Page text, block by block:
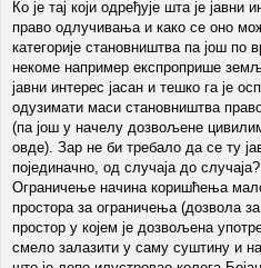
Ко је тај који одређује шта је
право одлучивања и како се оно
категорије становништва па још по
некоме например експроприше
јавни интерес јасан и тешко га је
одузимати маси становништва
(па још у начелу дозвољене
овде). Зар не би требало да се ту
појединачно, од случаја до случаја?
Ограничење начина коришћења
простора за ограничења (дозвола
простор у којем је дозвољена
смело залазити у саму суштину и